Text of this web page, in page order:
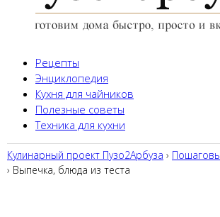
Рецепты
Энциклопедия
Кухня для чайников
Полезные советы
Техника для кухни
Кулинарный проект Пузо2Aрбуза ›
› Выпечка, блюда из теста